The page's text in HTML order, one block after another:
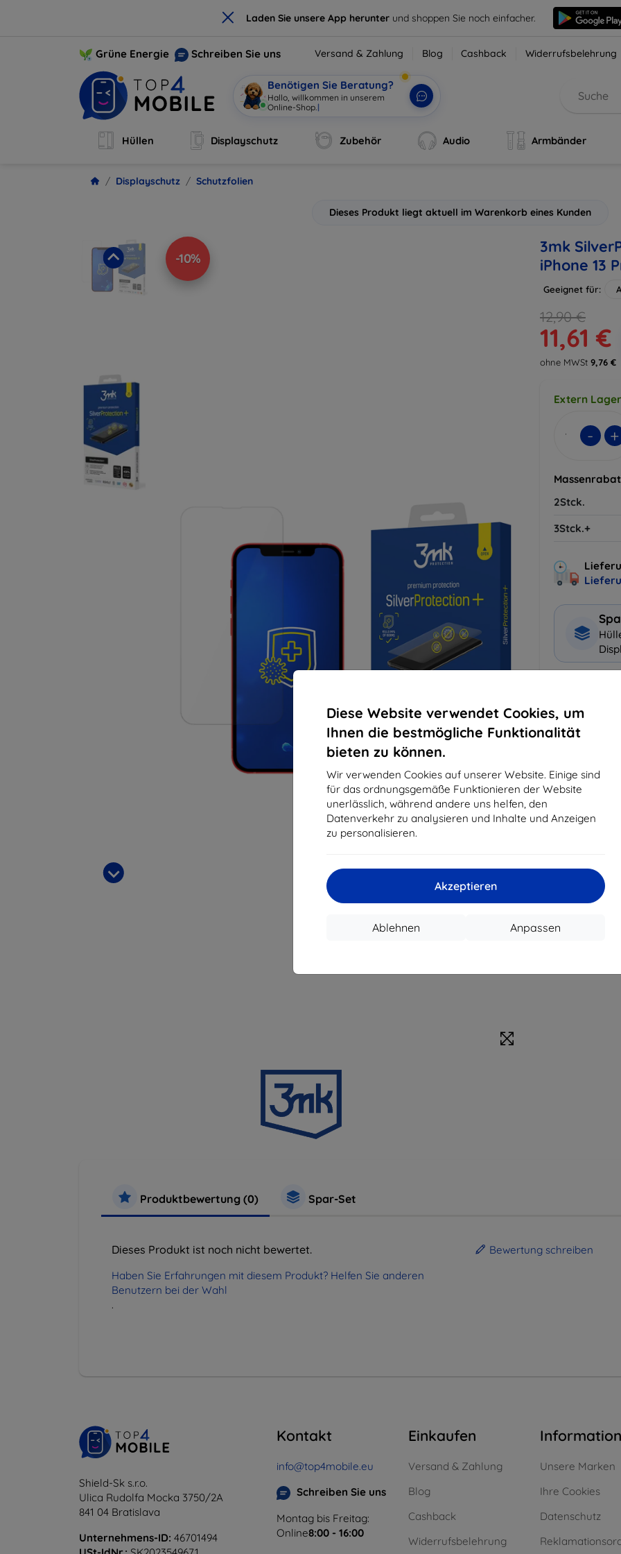
× Laden Sie unsere App herunter und shoppen Sie noch einfacher.
Diese Website verwendet Cookies, um
Ihnen die bestmögliche Funktionalität
bieten zu können.
Wir verwenden Cookies auf unserer Website. Einige sind
für das ordnungsgemäße Funktionieren der Website
unerlässlich, während andere uns helfen, den
Datenverkehr zu analysieren und Inhalte und Anzeigen
zu personalisieren.
Akzeptieren
Anpassen
Ablehnen
Grüne Energie Schreiben Sie uns Versand & Zahlung Blog Cashback Widerrufsbelehrung
Benötigen Sie Beratung?
Hallo, willkommen in un|
Hüllen Displayschutz Zubehör Audio Armbänder
Displayschutz Schutzfolien
Dieses Produkt liegt aktuell im Warenkorb eines Kunden
-10%
3mk
iPhone 13
Geeignet für:
12,90 €
11,61 €
ohne MWSt 9,76 €
Extern
- +
2Stck.
3Stck.+
Warum
EAN
Produktbewertung (0) Spar-Set
Dieses Produkt ist noch nicht bewertet.
Haben Sie Erfahrungen mit diesem Produkt? Helfen Sie anderen
Benutzern bei der Wahl
.
Bewertung schreiben
Shield-Sk s.r.o.
Ulica Rudolfa Mocka 3750/2A
841 04 Bratislava
Unternehmens-ID: 46701494
Kontakt
info@top4mobile.eu
Schreiben Sie uns
Montag bis Freitag:
Online8:00 - 16:00
Einkaufen
Versand & Zahlung
Blog
Cashback
Widerrufsbelehrung
Information
Unsere Marken
Ihre Cookies
Datenschutz